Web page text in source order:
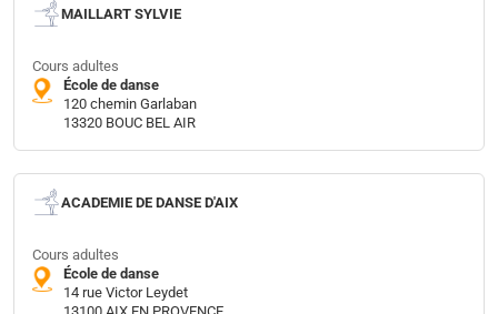
MAILLART SYLVIE
Cours adultes
École de danse
120 chemin Garlaban
13320 BOUC BEL AIR
ACADEMIE DE DANSE D'AIX
Cours adultes
École de danse
14 rue Victor Leydet